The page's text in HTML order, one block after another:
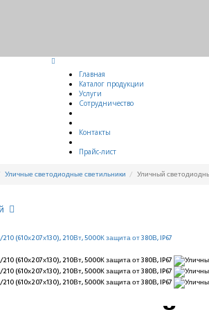
Главная
Каталог продукции
Услуги
Сотрудничество
Контакты
Прайс-лист
Уличные светодиодные светильники Уличный